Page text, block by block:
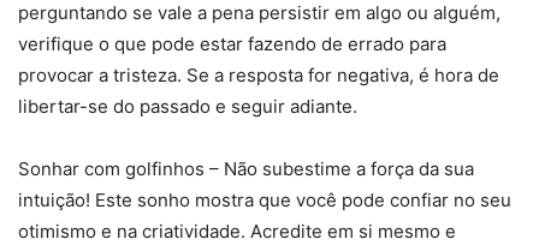
perguntando se vale a pena persistir em algo ou alguém,
verifique o que pode estar fazendo de errado para
provocar a tristeza. Se a resposta for negativa, é hora de
libertar-se do passado e seguir adiante.
Sonhar com golfinhos – Não subestime a força da sua
intuição! Este sonho mostra que você pode confiar no seu
otimismo e na criatividade. Acredite em si mesmo e